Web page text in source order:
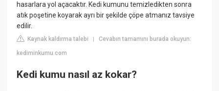
hasarlara yol açacaktır. Kedi kumunu temizledikten sonra
atık poşetine koyarak ayrı bir şekilde çöpe atmanız tavsiye
edilir.
Kaynak kaldırma talebi |Cevabın tamamını burada okuyun:
kediminkumu.com
Kedi kumu nasıl az kokar?